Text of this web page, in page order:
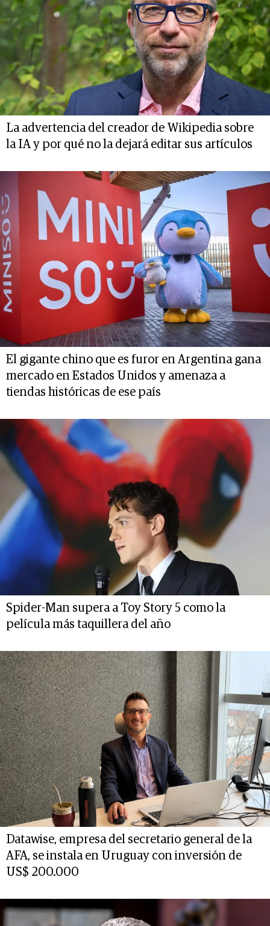
La advertencia del creador de Wikipedia sobre
la IA y por qué no la dejará editar sus artículos
El gigante chino que es furor en Argentina gana
mercado en Estados Unidos y amenaza a
tiendas históricas de ese país
Spider-Man supera a Toy Story 5 como la
película más taquillera del año
Datawise, empresa del secretario general de la
AFA, se instala en Uruguay con inversión de
US$ 200.000